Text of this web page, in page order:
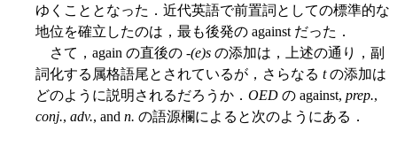
ゆくこととなった．近代英語で前置詞としての標準的な
地位を確立したのは，最も後発の against だった．
さて，again の直後の -(e)s の添加は，上述の通り，副
詞化する属格語尾とされているが，さらなる tの添加は
どのように説明されるだろうか． OED の against, prep.,
conj., adv., and n. の語源欄によると次のようにある．